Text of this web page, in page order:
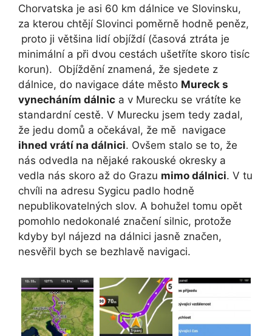
Chorvatska je asi 60 km dálnice ve Slovinsku,
za kterou chtějí Slovinci poměrně hodně peněz,
proto ji většina lidí objíždí (časová ztráta je
minimální a při dvou cestách ušetříte skoro tisíc
korun). Objíždění znamená, že sjedete z
dálnice, do navigace dáte město Mureck s
vynecháním dálnic a v Murecku se vrátíte ke
standardní cestě. V Murecku jsem tedy zadal,
že jedu domů a očekával, že mě navigace
ihned vrátí na dálnici. Ovšem stalo se to, že
nás odvedla na nějaké rakouské okresky a
vedla nás skoro až do Grazu mimo dálnici. V tu
chvíli na adresu Sygicu padlo hodně
nepublikovatelných slov. A bohužel tomu opět
pomohlo nedokonalé značení silnic, protože
kdyby byl nájezd na dálnici jasně značen,
nesvěřil bych se bezhlavě navigaci.